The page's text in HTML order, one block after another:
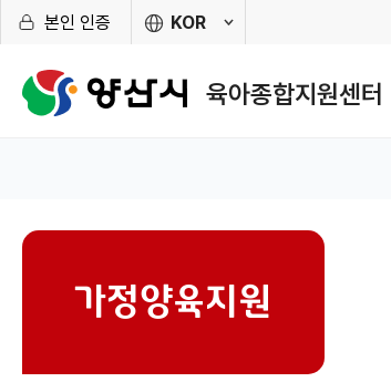
본인 인증
KOR
어
사
기
육아종합지원센터
뉴
가정양육지원